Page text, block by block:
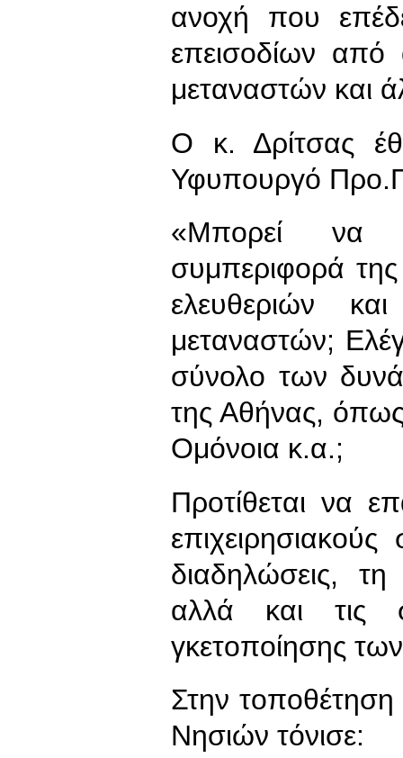
ανοχή που
επεισοδίων από
μεταναστών και
Ο κ. Δρίτσας
Υφυπουργό
«Μπορεί να
συμπεριφορά
ελευθεριών
μεταναστών;
σύνολο των
της Αθήνας, όπως
Ομόνοια κ.α.;
Προτίθεται να
διαδηλώσεις,
αλλά και τις
γκετοποίησης
Στην τοποθέτηση
Νησιών τόνισε: